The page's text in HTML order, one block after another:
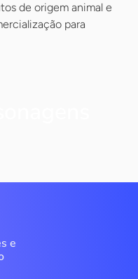
de origem animal e
para
e